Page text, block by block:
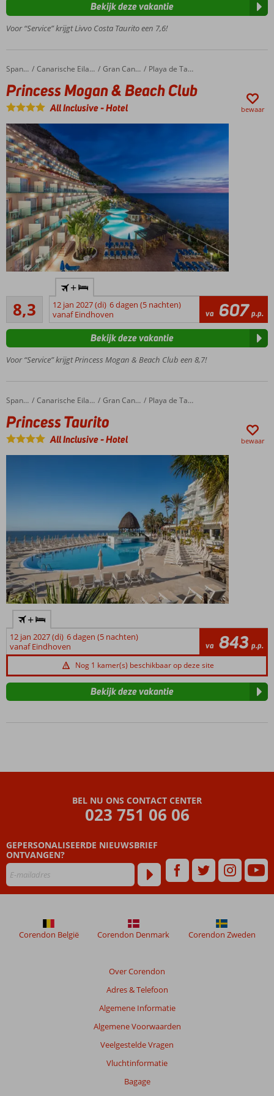
Ca. 200
meter
het
Playa
Taurito
strand
Spa
Center
Duurzamere
keuze
Voor “Service” krijgt Livvo Costa Taurito een 7,6!
Bekijk deze vakantie
Home Spanje Canarische Eilanden Gran Canaria Playa de Taurito
Princess Mogan & Beach Club
Princess Mogan & Beach Club
All Inclusive-Hotel bewaar
een
berg
met
uitzicht
Op ca.
4 km
Puerto
de
Mogan
Uitstekende
service en
8,3
Zeer goed
30
beoordelingen
+
12 jan 2027 (di) 6 dagen (5 nachten)
vanaf Eindhoven
va 607 p.p.
Voor “Service” krijgt Princess Mogan & Beach Club een 8,7!
Bekijk deze vakantie
Home Spanje Canarische Eilanden Gran Canaria Playa de Taurito
Princess Taurito
Princess Taurito
All Inclusive-Hotel bewaar
+
12 jan 2027 (di) 6 dagen (5 nachten)
vanaf Eindhoven
va 843 p.p.
Nog 1 kamer(s) beschikbaar op deze site
Bekijk deze vakantie
BEL NU ONS CONTACT CENTER
023 751 06 06
GEPERSONALISEERDE NIEUWSBRIEF
ONTVANGEN?
Over Corendon
Adres & Telefoon
Algemene Informatie
Algemene Voorwaarden
Veelgestelde Vragen
Vluchtinformatie
Bagage
Corendon België Corendon Denmark Corendon Zweden